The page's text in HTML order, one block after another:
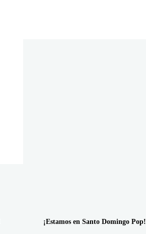
¡Estamos en Santo Domingo Pop!